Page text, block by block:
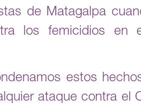
de Matagalpa
los femicidios
estos
ataque contra el